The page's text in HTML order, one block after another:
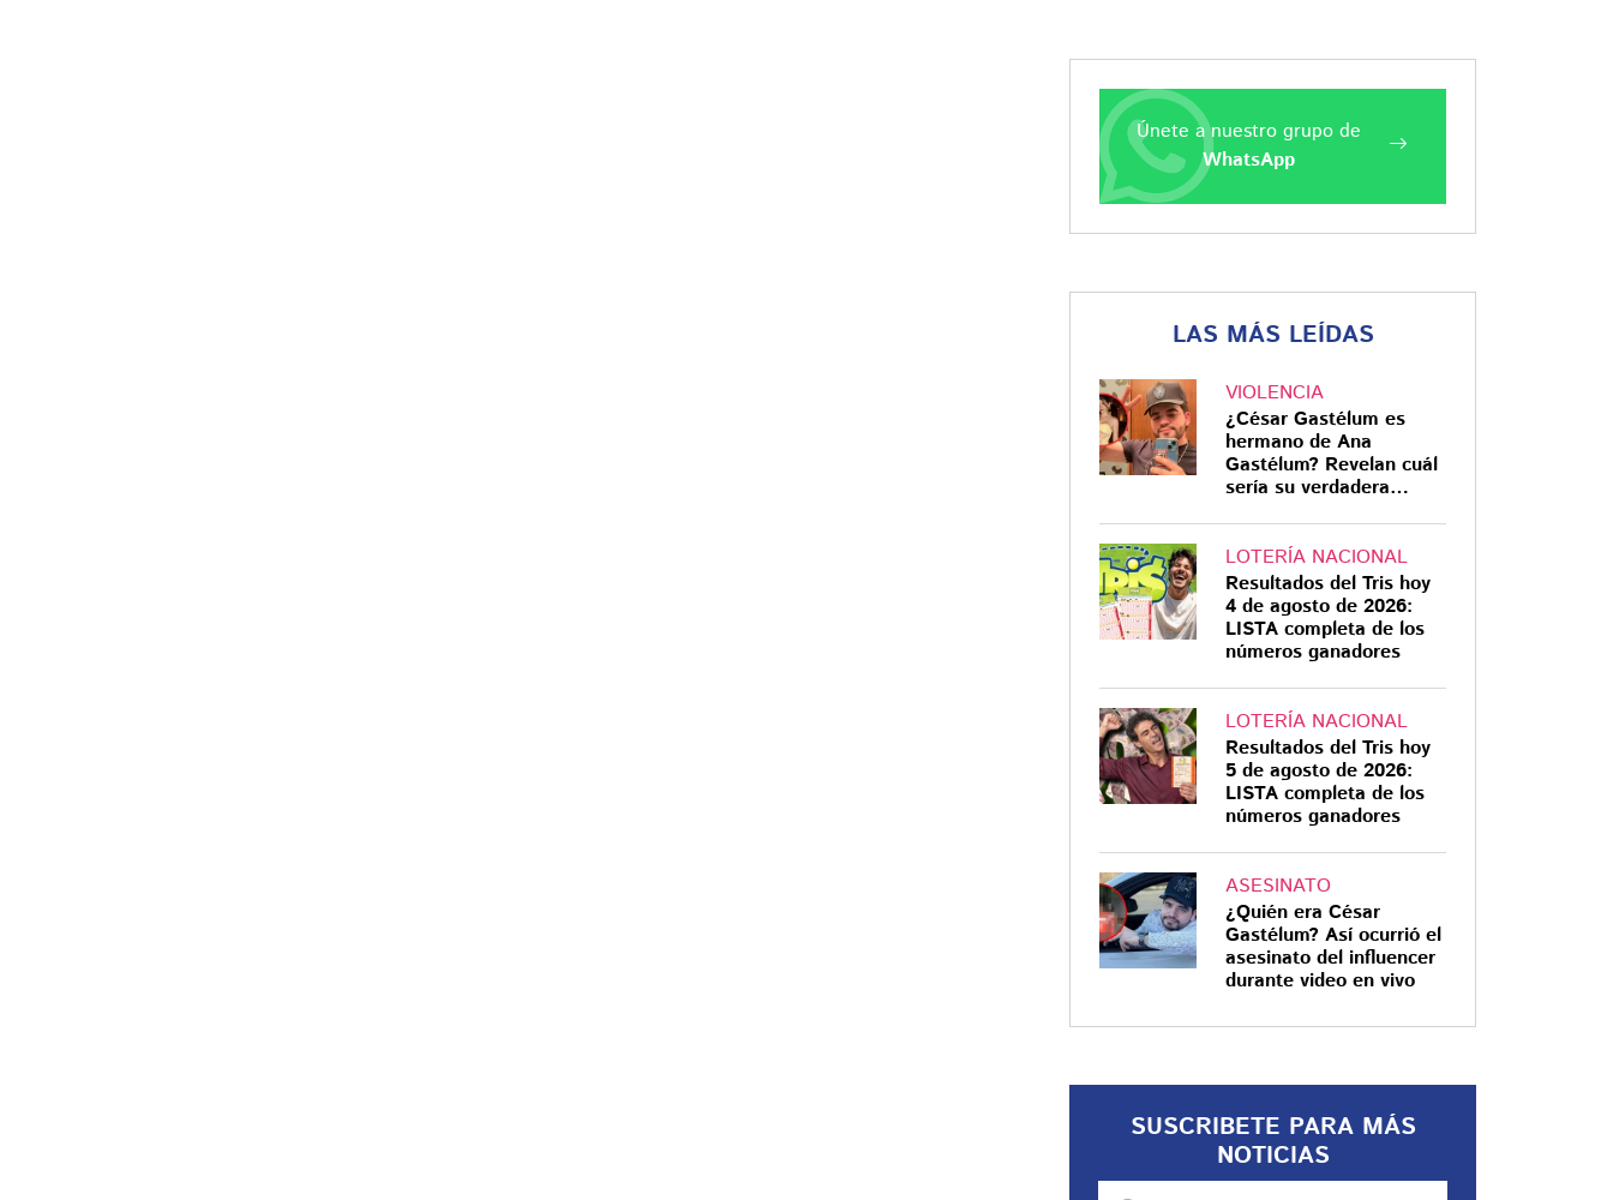
Únete a nuestro grupo de
WhatsApp
LAS MÁS LEÍDAS
VIOLENCIA
¿César Gastélum es
hermano de Ana
Gastélum? Revelan cuál
sería su verdadera
LOTERÍA NACIONAL
Resultados del Tris hoy
4 de agosto de 2026:
LISTA completa de los
números ganadores
LOTERÍA NACIONAL
Resultados del Tris hoy
5 de agosto de 2026:
LISTA completa de los
números ganadores
ASESINATO
¿Quién era César
Gastélum? Así ocurrió el
asesinato del influencer
durante video en vivo
SUSCRIBETE PARA MÁS
NOTICIAS